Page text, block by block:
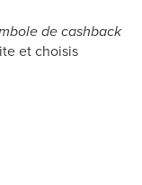
de cashback
et choisis